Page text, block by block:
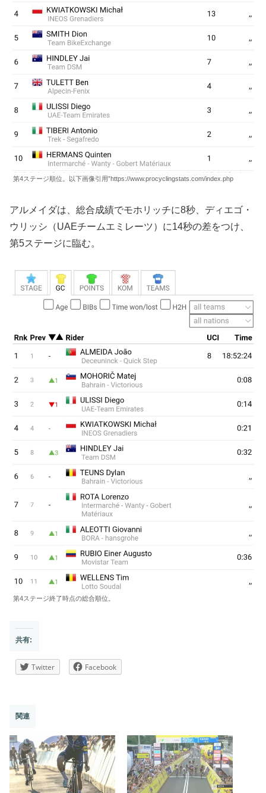
第4ステージ順位。以下画像引用”https://www.procyclingstats.com/index.php
アルメイダは、総合成績でモホリッチに8秒、ディエゴ・
ウリッシ（UAEチームエミレーツ）に14秒の差をつけ、
第5ステージに臨む。
第4ステージ終了時点の総合順位。
共有:
Twitter Facebook
関連